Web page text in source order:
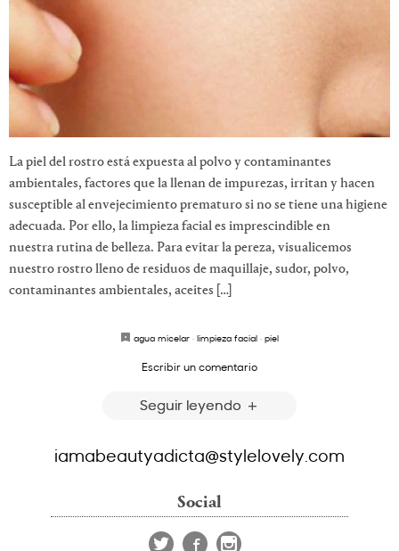
La piel del rostro está expuesta al polvo y contaminantes
ambientales, factores que la llenan de impurezas, irritan y hacen
susceptible al envejecimiento prematuro si no se tiene una higiene
adecuada. Por ello, la limpieza facial es imprescindible en
nuestra rutina de belleza. Para evitar la pereza, visualicemos
nuestro rostro lleno de residuos de maquillaje, sudor, polvo,
contaminantes ambientales, aceites […]
agua micelar · limpieza facial · piel
Escribir un comentario
Seguir leyendo
iamabeautyadicta@stylelovely.com
Social